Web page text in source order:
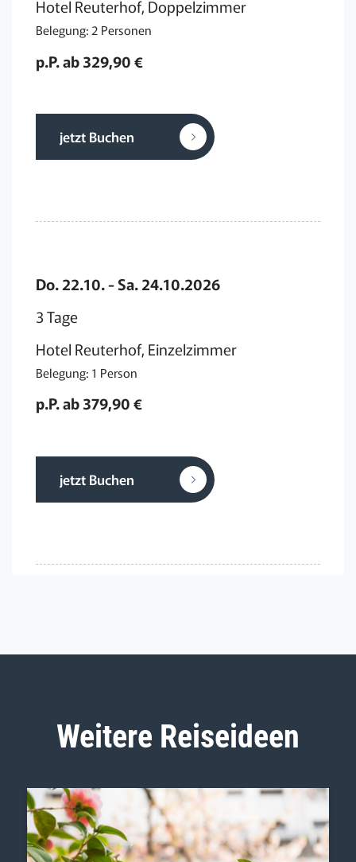
Hotel Reuterhof, Doppelzimmer
Belegung: 2 Personen
p.P. ab 329,90 €
jetzt Buchen
Do. 22.10. - Sa. 24.10.2026
3 Tage
Hotel Reuterhof, Einzelzimmer
Belegung: 1 Person
p.P. ab 379,90 €
jetzt Buchen
Weitere Reiseideen